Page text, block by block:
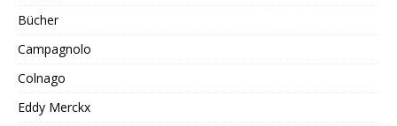
Bücher
Campagnolo
Colnago
Eddy Merckx